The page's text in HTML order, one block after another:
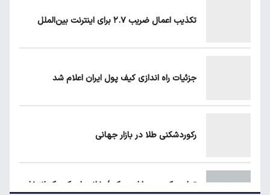
جزئیات راه اندازی کیف پول ایران اعلام شد
تکذیب اعمال ضریب ۲.۷ برای اینترنت بین‌الملل
جزئیات راه اندازی کیف پول ایران اعلام شد
رکوردشکنی طلا در بازار جهانی
تداوم رکود در بازار مسکن/ خانه‌های کوچک انتخاب